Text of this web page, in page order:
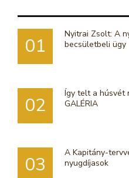
01
Nyitrai Zsolt: A
becsületbeli ügy
02
Így telt a húsvét
GALÉRIA
03
A Kapitány-
nyugdíjasok